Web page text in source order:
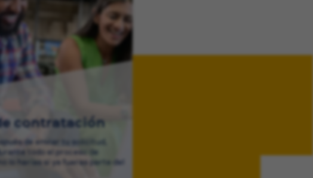
contratación
de enviar tu solicitud,
todo el proceso de
lo harías si ya fueras parte del